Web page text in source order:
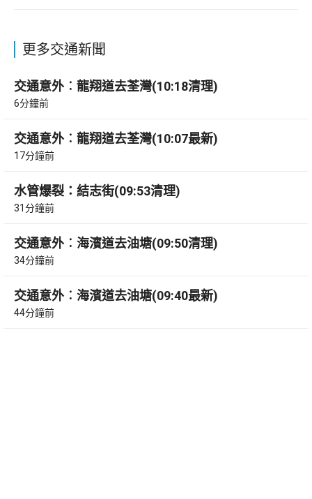
更多交通新聞
交通意外︰龍翔道去荃灣(10:18清理)
6分鐘前
交通意外︰龍翔道去荃灣(10:07最新)
17分鐘前
水管爆裂：結志街(09:53清理)
31分鐘前
交通意外︰海濱道去油塘(09:50清理)
34分鐘前
交通意外︰海濱道去油塘(09:40最新)
44分鐘前